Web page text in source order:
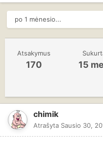
po 1 mėnesio...
Atsakymus
170 15
chimik
Atrašyta Sausio 30,